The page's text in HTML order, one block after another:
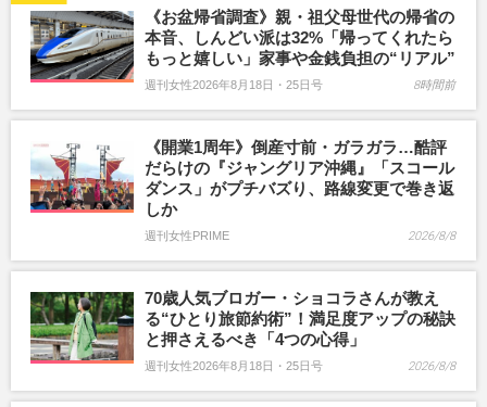
《お盆帰省調査》親・祖父母世代の帰省の
本音、しんどい派は32%「帰ってくれたら
もっと嬉しい」家事や金銭負担の“リアル”
週刊女性2026年8月18日・25日号 8時間前
《開業1周年》倒産寸前・ガラガラ…酷評
だらけの『ジャングリア沖縄』「スコール
ダンス」がプチバズり、路線変更で巻き返
しか
週刊女性PRIME 2026/8/8
70歳人気ブロガー・ショコラさんが教え
る“ひとり旅節約術”！満足度アップの秘訣
と押さえるべき「4つの心得」
週刊女性2026年8月18日・25日号 2026/8/8